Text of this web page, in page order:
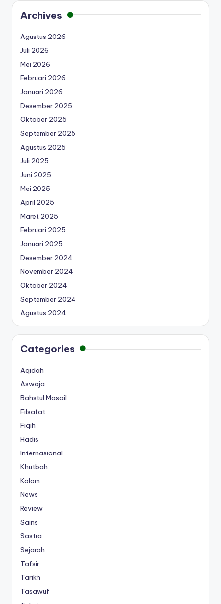
Archives
Agustus 2026
Juli 2026
Mei 2026
Februari 2026
Januari 2026
Desember 2025
Oktober 2025
September 2025
Agustus 2025
Juli 2025
Juni 2025
Mei 2025
April 2025
Maret 2025
Februari 2025
Januari 2025
Desember 2024
November 2024
Oktober 2024
September 2024
Agustus 2024
Categories
Aqidah
Aswaja
Bahstul Masail
Filsafat
Fiqih
Hadis
Internasional
Khutbah
Kolom
News
Review
Sains
Sastra
Sejarah
Tafsir
Tarikh
Tasawuf